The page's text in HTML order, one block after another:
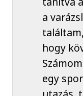
a
hogy
egy